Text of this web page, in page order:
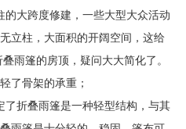
大跨度修建，一些大型大众活动
立柱，大面积的开阔空间，这给
雨篷的房顶，疑问大大简化了。
了骨架的承重；
了折叠雨篷是一种轻型结构，与其